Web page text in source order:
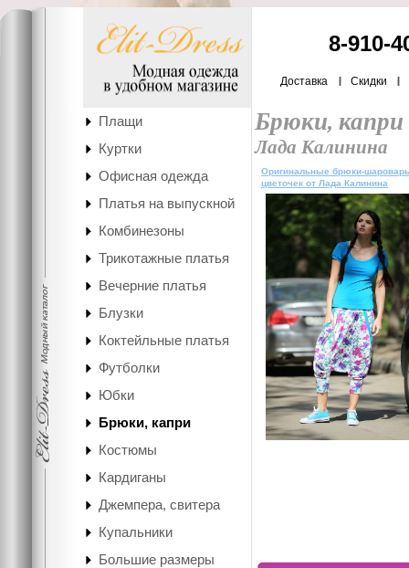
8-910-
Доставка Скидки
Плащи
Куртки
Офисная одежда
Платья на выпускной
Комбинезоны
Трикотажные платья
Вечерние платья
Блузки
Коктейльные платья
Футболки
Юбки
Брюки, капри
Костюмы
Кардиганы
Джемпера, свитера
Купальники
Большие размеры
Брюки,
Лада Калинина
Оригинальные брюки-
цветочек от Лада Калинина